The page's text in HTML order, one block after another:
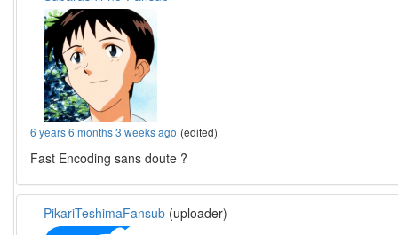
6 years 6 months 3 weeks ago (edited)
Fast Encoding sans doute ?
PikariTeshimaFansub (uploader)